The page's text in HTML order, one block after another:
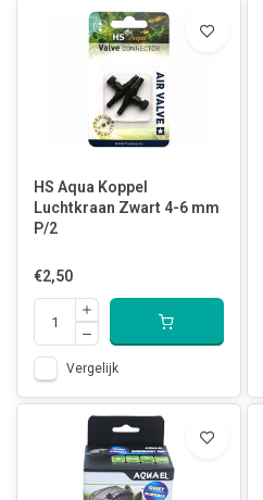
HS Aqua Koppel
Luchtkraan Zwart 4-6 mm
P/2
€2,50
Vergelijk